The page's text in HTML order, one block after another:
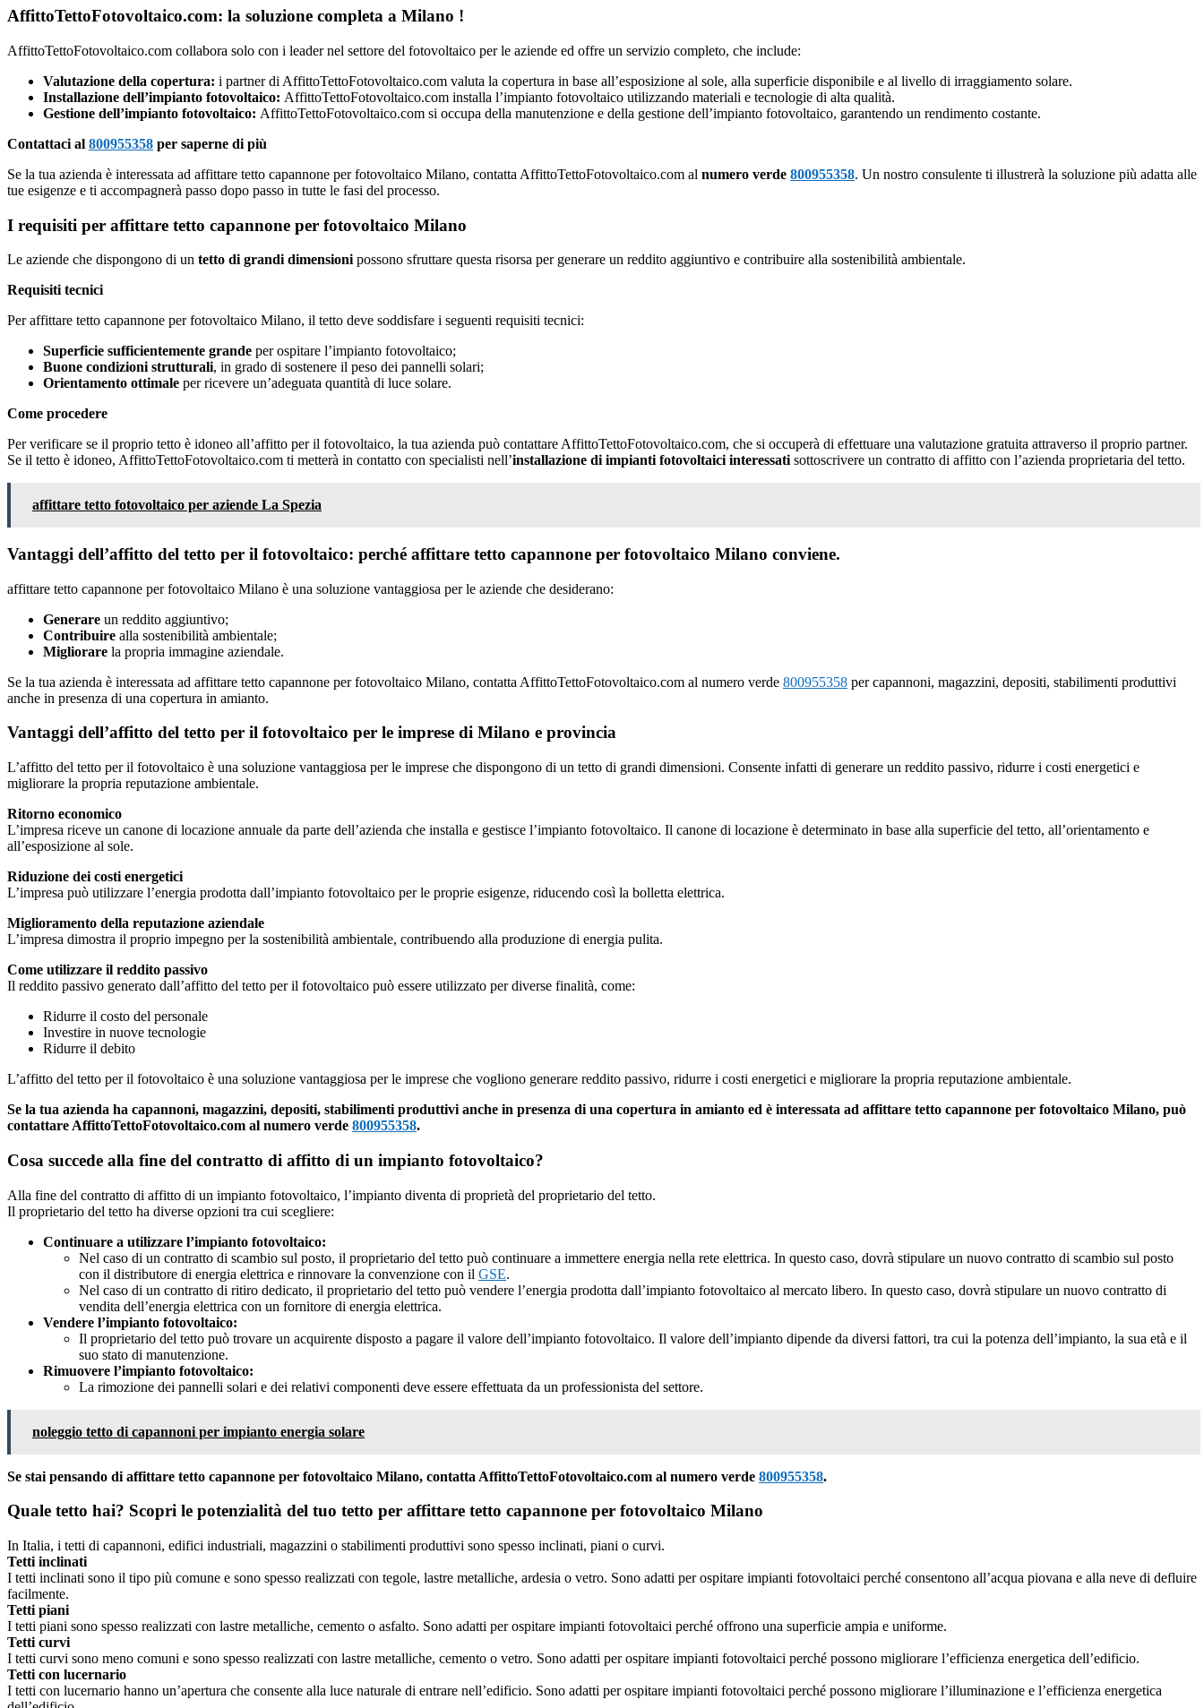
AffittoTettoFotovoltaico.com: la soluzione completa a Milano !
AffittoTettoFotovoltaico.com collabora solo con i leader nel settore del fotovoltaico per le aziende ed offre un servizio completo, che include:
Valutazione della copertura: i partner di AffittoTettoFotovoltaico.com valuta la copertura in base all’esposizione al sole, alla superficie disponibile e al livello di irraggiamento solare.
Installazione dell’impianto fotovoltaico: AffittoTettoFotovoltaico.com installa l’impianto fotovoltaico utilizzando materiali e tecnologie di alta qualità.
Gestione dell’impianto fotovoltaico: AffittoTettoFotovoltaico.com si occupa della manutenzione e della gestione dell’impianto fotovoltaico, garantendo un rendimento costante.
Contattaci al 800955358 per saperne di più
Se la tua azienda è interessata ad affittare tetto capannone per fotovoltaico Milano, contatta AffittoTettoFotovoltaico.com al numero verde 800955358. Un nostro consulente ti illustrerà la soluzione più adatta alle
tue esigenze e ti accompagnerà passo dopo passo in tutte le fasi del processo.
I requisiti per affittare tetto capannone per fotovoltaico Milano
Le aziende che dispongono di un tetto di grandi dimensioni possono sfruttare questa risorsa per generare un reddito aggiuntivo e contribuire alla sostenibilità ambientale.
Requisiti tecnici
Per affittare tetto capannone per fotovoltaico Milano, il tetto deve soddisfare i seguenti requisiti tecnici:
Superficie sufficientemente grande per ospitare l’impianto fotovoltaico;
Buone condizioni strutturali, in grado di sostenere il peso dei pannelli solari;
Orientamento ottimale per ricevere un’adeguata quantità di luce solare.
Come procedere
Per verificare se il proprio tetto è idoneo all’affitto per il fotovoltaico, la tua azienda può contattare AffittoTettoFotovoltaico.com, che si occuperà di effettuare una valutazione gratuita attraverso il proprio partner.
Se il tetto è idoneo, AffittoTettoFotovoltaico.com ti metterà in contatto con specialisti nell’installazione di impianti fotovoltaici interessati sottoscrivere un contratto di affitto con l’azienda proprietaria del tetto.
affittare tetto fotovoltaico per aziende La Spezia
Vantaggi dell’affitto del tetto per il fotovoltaico: perché affittare tetto capannone per fotovoltaico Milano conviene.
affittare tetto capannone per fotovoltaico Milano è una soluzione vantaggiosa per le aziende che desiderano:
Generare un reddito aggiuntivo;
Contribuire alla sostenibilità ambientale;
Migliorare la propria immagine aziendale.
Se la tua azienda è interessata ad affittare tetto capannone per fotovoltaico Milano, contatta AffittoTettoFotovoltaico.com al numero verde 800955358 per capannoni, magazzini, depositi, stabilimenti produttivi
anche in presenza di una copertura in amianto.
Vantaggi dell’affitto del tetto per il fotovoltaico per le imprese di Milano e provincia
L’affitto del tetto per il fotovoltaico è una soluzione vantaggiosa per le imprese che dispongono di un tetto di grandi dimensioni. Consente infatti di generare un reddito passivo, ridurre i costi energetici e
migliorare la propria reputazione ambientale.
Ritorno economico
L’impresa riceve un canone di locazione annuale da parte dell’azienda che installa e gestisce l’impianto fotovoltaico. Il canone di locazione è determinato in base alla superficie del tetto, all’orientamento e
all’esposizione al sole.
Riduzione dei costi energetici
L’impresa può utilizzare l’energia prodotta dall’impianto fotovoltaico per le proprie esigenze, riducendo così la bolletta elettrica.
Miglioramento della reputazione aziendale
L’impresa dimostra il proprio impegno per la sostenibilità ambientale, contribuendo alla produzione di energia pulita.
Come utilizzare il reddito passivo
Il reddito passivo generato dall’affitto del tetto per il fotovoltaico può essere utilizzato per diverse finalità, come:
Ridurre il costo del personale
Investire in nuove tecnologie
Ridurre il debito
L’affitto del tetto per il fotovoltaico è una soluzione vantaggiosa per le imprese che vogliono generare reddito passivo, ridurre i costi energetici e migliorare la propria reputazione ambientale.
Se la tua azienda ha capannoni, magazzini, depositi, stabilimenti produttivi anche in presenza di una copertura in amianto ed è interessata ad affittare tetto capannone per fotovoltaico Milano, può
contattare AffittoTettoFotovoltaico.com al numero verde 800955358.
Cosa succede alla fine del contratto di affitto di un impianto fotovoltaico?
Alla fine del contratto di affitto di un impianto fotovoltaico, l’impianto diventa di proprietà del proprietario del tetto.
Il proprietario del tetto ha diverse opzioni tra cui scegliere:
Continuare a utilizzare l’impianto fotovoltaico:
Nel caso di un contratto di scambio sul posto, il proprietario del tetto può continuare a immettere energia nella rete elettrica. In questo caso, dovrà stipulare un nuovo contratto di scambio sul posto
con il distributore di energia elettrica e rinnovare la convenzione con il GSE.
Nel caso di un contratto di ritiro dedicato, il proprietario del tetto può vendere l’energia prodotta dall’impianto fotovoltaico al mercato libero. In questo caso, dovrà stipulare un nuovo contratto di
vendita dell’energia elettrica con un fornitore di energia elettrica.
Vendere l’impianto fotovoltaico:
Il proprietario del tetto può trovare un acquirente disposto a pagare il valore dell’impianto fotovoltaico. Il valore dell’impianto dipende da diversi fattori, tra cui la potenza dell’impianto, la sua età e il
suo stato di manutenzione.
Rimuovere l’impianto fotovoltaico:
La rimozione dei pannelli solari e dei relativi componenti deve essere effettuata da un professionista del settore.
noleggio tetto di capannoni per impianto energia solare
Se stai pensando di affittare tetto capannone per fotovoltaico Milano, contatta AffittoTettoFotovoltaico.com al numero verde 800955358.
Quale tetto hai? Scopri le potenzialità del tuo tetto per affittare tetto capannone per fotovoltaico Milano
In Italia, i tetti di capannoni, edifici industriali, magazzini o stabilimenti produttivi sono spesso inclinati, piani o curvi.
Tetti inclinati
I tetti inclinati sono il tipo più comune e sono spesso realizzati con tegole, lastre metalliche, ardesia o vetro. Sono adatti per ospitare impianti fotovoltaici perché consentono all’acqua piovana e alla neve di defluire
facilmente.
Tetti piani
I tetti piani sono spesso realizzati con lastre metalliche, cemento o asfalto. Sono adatti per ospitare impianti fotovoltaici perché offrono una superficie ampia e uniforme.
Tetti curvi
I tetti curvi sono meno comuni e sono spesso realizzati con lastre metalliche, cemento o vetro. Sono adatti per ospitare impianti fotovoltaici perché possono migliorare l’efficienza energetica dell’edificio.
Tetti con lucernario
I tetti con lucernario hanno un’apertura che consente alla luce naturale di entrare nell’edificio. Sono adatti per ospitare impianti fotovoltaici perché possono migliorare l’illuminazione e l’efficienza energetica